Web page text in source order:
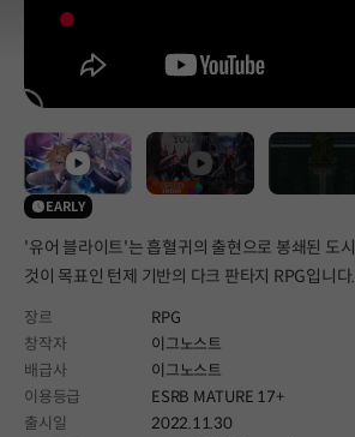
EARLY
'유어 블라이트'는 흡혈귀의 출현으로 봉쇄된 도
것이 목표인 턴제 기반의 다크 판타지 RPG입니다.
장르
RPG
창작자
이그노스트
배급사
이그노스트
이용등급
ESRB MATURE 17+
출시일
2022.11.30